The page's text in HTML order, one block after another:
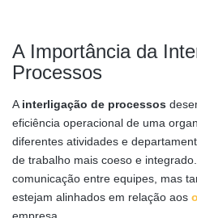
A Importância da
Processos
A interligação de processos
eficiência operacional de uma
diferentes atividades e
de trabalho mais coeso e
comunicação entre equipes, mas
estejam alinhados em relação aos